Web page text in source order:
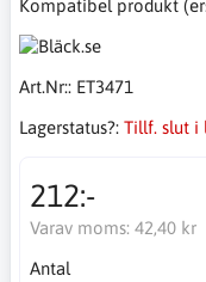
Kompatibel produkt
Art.Nr:: ET3471
Lagerstatus?: Tillf. slut i
212:-
Varav moms: 42,40 kr
Antal